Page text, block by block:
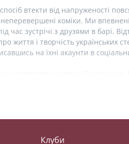
втекти від напруженості
коміки. Ми
час зустрічі з друзями в барі.
життя і творчість
на їхні акаунти в
два рази. Зараз, Антон
чиї стендапи заворожують
Клуби